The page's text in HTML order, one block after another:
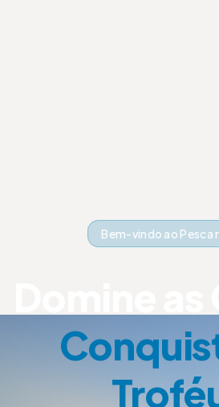
Bem-vindo ao Pesca